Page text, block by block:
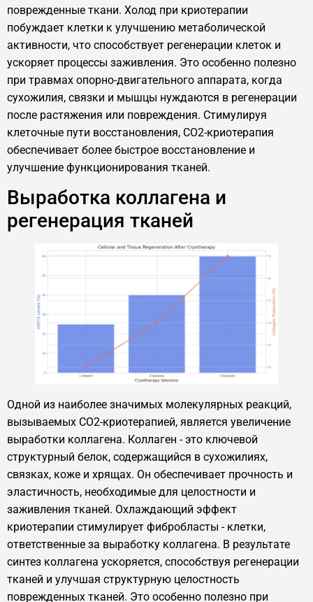
поврежденные ткани. Холод при криотерапии
побуждает клетки к улучшению метаболической
активности, что способствует регенерации клеток и
ускоряет процессы заживления. Это особенно полезно
при травмах опорно-двигательного аппарата, когда
сухожилия, связки и мышцы нуждаются в регенерации
после растяжения или повреждения. Стимулируя
клеточные пути восстановления, CO2-криотерапия
обеспечивает более быстрое восстановление и
улучшение функционирования тканей.
Выработка коллагена и
регенерация тканей
Одной из наиболее значимых молекулярных реакций,
вызываемых CO2-криотерапией, является увеличение
выработки коллагена. Коллаген - это ключевой
структурный белок, содержащийся в сухожилиях,
связках, коже и хрящах. Он обеспечивает прочность и
эластичность, необходимые для целостности и
заживления тканей. Охлаждающий эффект
криотерапии стимулирует фибробласты - клетки,
ответственные за выработку коллагена. В результате
синтез коллагена ускоряется, способствуя регенерации
тканей и улучшая структурную целостность
поврежденных тканей. Это особенно полезно при